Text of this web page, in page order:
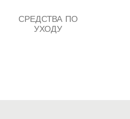
СРЕДСТВА ПО
УХОДУ